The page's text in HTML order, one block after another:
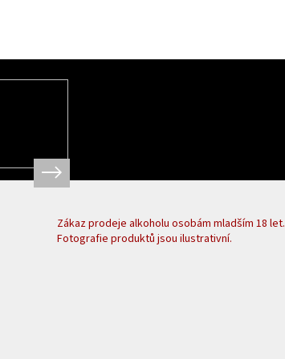
Zákaz prodeje alkoholu osobám mladším 18 let.
Fotografie produktů jsou ilustrativní.